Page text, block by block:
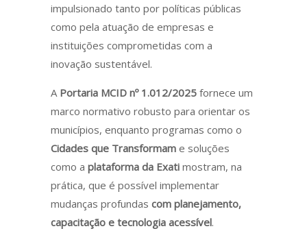
impulsionado tanto por políticas públicas
como pela atuação de empresas e
instituições comprometidas com a
inovação sustentável.
A Portaria MCID nº 1.012/2025 fornece um
marco normativo robusto para orientar os
municípios, enquanto programas como o
Cidades que Transformam e soluções
como a plataforma da Exati mostram, na
prática, que é possível implementar
mudanças profundas com planejamento,
capacitação e tecnologia acessível.